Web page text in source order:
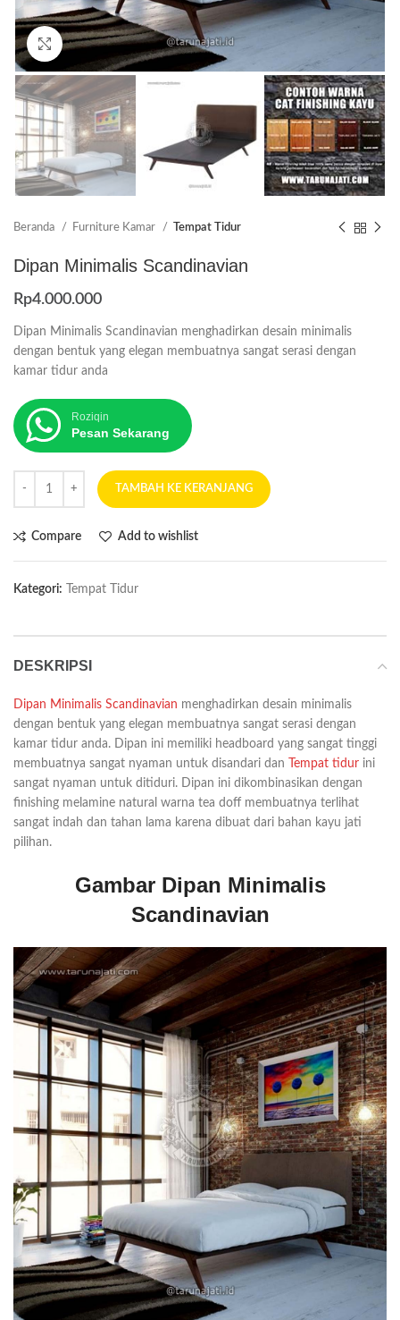
Click to enlarge
Beranda Furniture Kamar Tempat Tidur
Dipan Minimalis Scandinavian
Rp4.000.000
Dipan Minimalis Scandinavian menghadirkan desain minimalis
dengan bentuk yang elegan membuatnya sangat serasi dengan
kamar tidur anda
Roziqin
Pesan Sekarang
TAMBAH KE KERANJANG
Compare Add to wishlist
Kategori: Tempat Tidur
DESKRIPSI
Dipan Minimalis Scandinavian menghadirkan desain minimalis
dengan bentuk yang elegan membuatnya sangat serasi dengan
kamar tidur anda. Dipan ini memiliki headboard yang sangat tinggi
membuatnya sangat nyaman untuk disandari dan
Tempat tidur ini
sangat nyaman untuk ditiduri. Dipan ini dikombinasikan dengan
finishing melamine natural warna tea doff membuatnya terlihat
sangat indah dan tahan lama karena dibuat dari bahan kayu jati
pilihan.
Gambar Dipan Minimalis
Scandinavian